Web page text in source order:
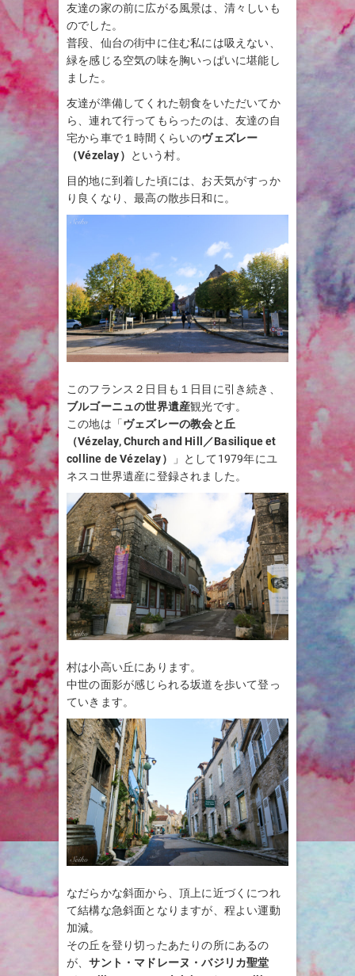
友達の家の前に広がる風景は、清々しいも
のでした。
普段、仙台の街中に住む私には吸えない、
緑を感じる空気の味を胸いっぱいに堪能し
ました。
友達が準備してくれた朝食をいただいてか
ら、連れて行ってもらったのは、友達の自
宅から車で１時間くらいのヴェズレー
（Vézelay）
という村。
目的地に到着した頃には、お天気がすっか
り良くなり、最高の散歩日和に。
このフランス２日目も１日目に引き続き、
ブルゴーニュの世界遺産観光です。
この地は「ヴェズレーの教会と丘
（Vézelay, Church and Hill／Basilique et
colline de Vézelay）
」として1979年にユ
ネスコ世界遺産に登録されました。
村は小高い丘にあります。
中世の面影が感じられる坂道を歩いて登っ
ていきます。
なだらかな斜面から、頂上に近づくにつれ
て結構な急斜面となりますが、程よい運動
加減。
その丘を登り切ったあたりの所にあるの
が、サント・マドレーヌ・バジリカ聖堂